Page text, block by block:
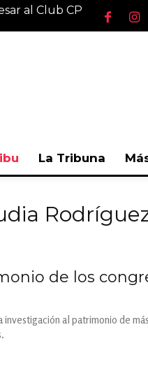
al Club CP
La Tribuna
de los
al patrimonio de